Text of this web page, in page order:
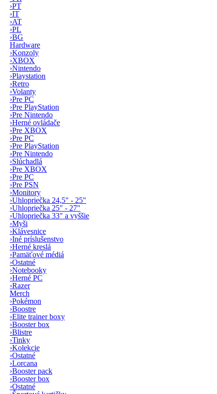
›PT
›IT
›AT
›PL
›BG
Hardware
›Konzoly
›XBOX
›Nintendo
›Playstation
›Retro
›Volanty
›Pre PC
›Pre PlayStation
›Pre Nintendo
›Herné ovládače
›Pre XBOX
›Pre PC
›Pre PlayStation
›Pre Nintendo
›Slúchadlá
›Pre XBOX
›Pre PC
›Pre PSN
›Monitory
›Uhlopriečka 24,5" - 25"
›Uhlopriečka 25" - 27"
›Uhlopriečka 33" a vyššie
›Myši
›Klávesnice
›Iné príslušenstvo
›Herné kreslá
›Pamäťové médiá
›Ostatné
›Notebooky
›Herné PC
›Razer
Merch
›Pokémon
›Boostre
›Elite trainer boxy
›Booster box
›Blistre
›Tinky
›Kolekcie
›Ostatné
›Lorcana
›Booster pack
›Booster box
›Ostatné